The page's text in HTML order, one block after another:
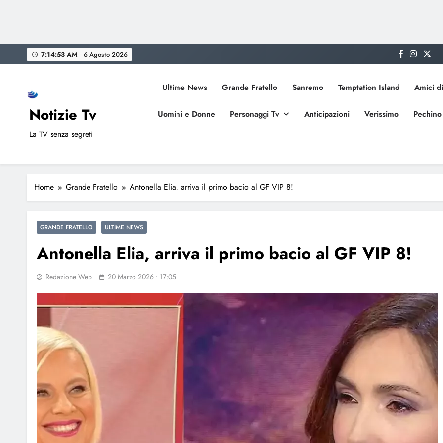
to
7:14:54 AM 6 Agosto 2026
Notizie Tv
La TV senza segreti
Ultime News Grande Fratello Sanremo Temptation Island Amici
Uomini e Donne Personaggi Tv Anticipazioni Verissimo
Home Grande Fratello Antonella Elia, arriva il primo bacio al GF VIP 8!
GRANDE FRATELLO ULTIME NEWS
Antonella Elia, arriva il primo bacio al GF VIP 8!
Redazione Web 20 Marzo 2026 • 17:05